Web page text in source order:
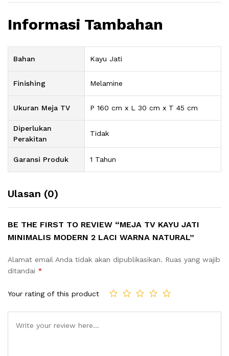
Informasi Tambahan
Bahan Kayu Jati
Finishing Melamine
Ukuran Meja TV P 160 cm x L 30 cm x T 45 cm
Diperlukan
Perakitan
Tidak
Garansi Produk 1 Tahun
Ulasan (0)
BE THE FIRST TO REVIEW “MEJA TV KAYU JATI
MINIMALIS MODERN 2 LACI WARNA NATURAL”
Alamat email Anda tidak akan dipublikasikan. Ruas yang wajib
ditandai *
Your rating of this product